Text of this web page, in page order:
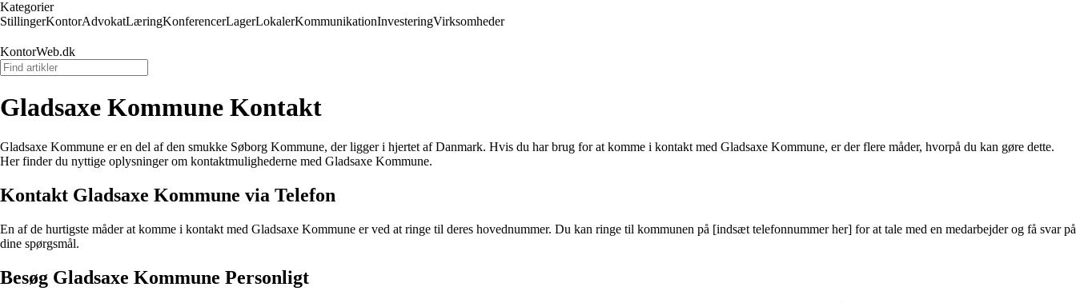
Kategorier
StillingerKontorAdvokatLæringKonferencerLagerLokalerKommunikationInvesteringVirksomheder
KontorWeb.dk
Gladsaxe Kommune Kontakt
Gladsaxe Kommune er en del af den smukke Søborg Kommune, der ligger i hjertet af Danmark. Hvis du har brug for at komme i kontakt med Gladsaxe Kommune, er der flere måder, hvorpå du kan gøre dette.
Her finder du nyttige oplysninger om kontaktmulighederne med Gladsaxe Kommune.
Kontakt Gladsaxe Kommune via Telefon
En af de hurtigste måder at komme i kontakt med Gladsaxe Kommune er ved at ringe til deres hovednummer. Du kan ringe til kommunen på [indsæt telefonnummer her] for at tale med en medarbejder og få svar på
dine spørgsmål.
Besøg Gladsaxe Kommune Personligt